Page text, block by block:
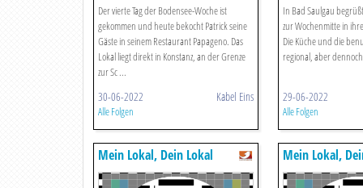
"papageno" Gibt Es Französische
Küche An Der Schweizer Grenze
Der vierte Tag der Bodensee-Woche ist
gekommen und heute bekocht Patrick seine
Gäste in seinem Restaurant Papageno. Das
Lokal liegt direkt in Konstanz, an der Grenze
zur Sc ...
30-06-2022 Kabel Eins
Alle Folgen
Feinbürgerliche
Markt"
In Bad Saulgau
zur Wochenmitte in
Die Küche und die
regional, aber
29-06-2022
Alle Folgen
Mein Lokal, Dein Lokal Mein Lokal,